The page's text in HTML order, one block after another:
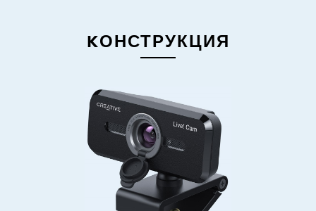
KОНСТРУКЦИЯ